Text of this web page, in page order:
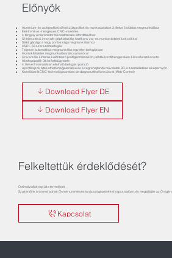
Előnyök
Alumínium- és acélprofilokból készült profilok és munkadarabok 3, illetve 5 oldalas megmunkálása
Elektronikus 4 tengelyes CNC-vezérlés
4. tengely a marómotor fokozatmentes elfordításához
Új fejlesztésű, innovatív gépkialakítás hatékony zaj- és munkavédelmi funkciókkal
Stabil gépágy a nagy pontosságú megmunkáláshoz
HSK F-63 szerszámbefogás
Teljesen automatikus megmunkálás egyetlen befogásban
Homlokfelületek megmunkálása tárcsamaróval
Univerzális kimarás különböző profilgeometriákon, például profilhengereken, kilincsfuratokon stb.
A befogópofák ütközésfelügyelete
4, illetve 8 manuálisan eltolható befogási pozíció
A profilrajzok áttekinthető megjelenítése és a végrehajtandó műveletek 3D-s szemléltetése a képernyőn
Kezelőbarát CNC-technológia webes távdiagnosztikai funkcióval (Web-Control)
Download Flyer DE
Download Flyer EN
Felkeltettük érdeklődését?
Optimalizáljuk együtt a termelését.
Szakértőink örömmel adnak Önnek személyes tanácsot gépeinkkel kapcsolatban, és megtalálják az Ön
Kapcsolat